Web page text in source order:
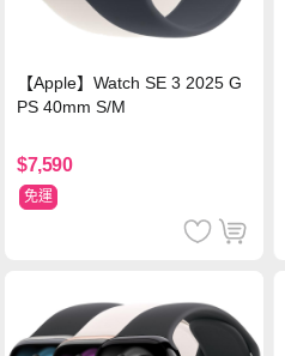
【Apple】Watch SE 3 2025 G
PS 40mm S/M
$7,590
免運